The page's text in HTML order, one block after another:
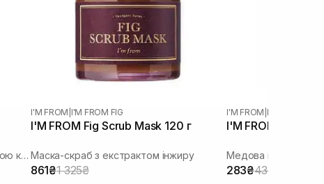
Відлущуюча пілінг-маска з молочною кислотою
I'M FROM I'M FROM FIG
I'M FROM Fig Scrub Mask 120 г
Маска-скраб з екстрактом інжиру
861₴1 325₴
I'M FROM I'M FROM
I'M FROM Honey
Медова маска для
283₴435₴